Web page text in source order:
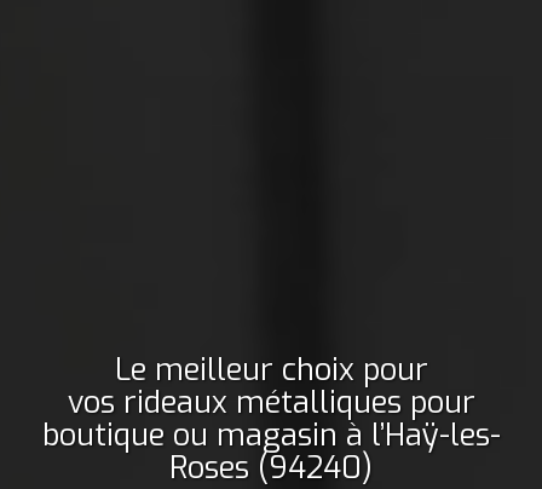
Le meilleur choix pour
vos rideaux métalliques pour
boutique ou magasin à l’Haÿ-les-
Roses (94240)